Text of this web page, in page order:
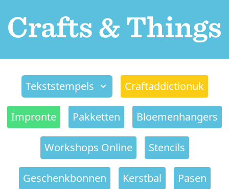
Tekststempels Craftaddictionuk
Impronte Pakketten Bloemenhangers
Workshops Online Stencils
Geschenkbonnen Kerstbal Pasen